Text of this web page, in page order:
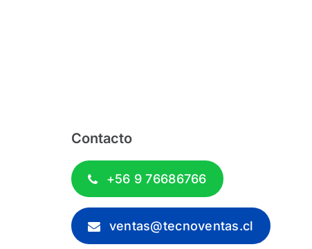
Contacto
+56 9 76686766
ventas@tecnoventas.cl